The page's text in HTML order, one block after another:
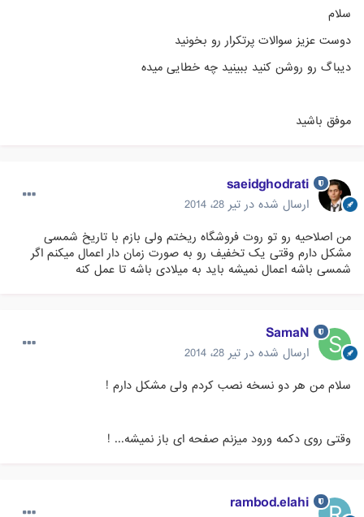
سلام
دوست عزیز سوالات پرتکرار رو بخونید
دیباگ رو روشن کنید ببینید چه خطایی میده
موفق باشید
saeidghodrati
ارسال شده در تیر 28، 2014
من اصلاحیه رو تو روت فروشگاه ریختم ولی بازم با تاریخ شمسی
مشکل دارم وقتی یک تخفیف رو به صورت زمان دار اعمال میکنم اگر
شمسی باشه اعمال نمیشه باید به میلادی باشه تا عمل کنه
SamaN
ارسال شده در تیر 28، 2014
سلام من هر دو نسخه نصب کردم ولی مشکل دارم !
وقتی روی دکمه ورود میزنم صفحه ای باز نمیشه... !
rambod.elahi